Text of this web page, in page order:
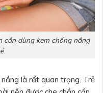
cần dùng kem chống nắng
là rất quan trọng. Trẻ